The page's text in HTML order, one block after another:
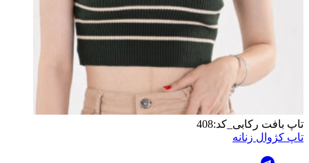
تاپ بافت رکابی_کد:408
تاپ کژوال زنانه